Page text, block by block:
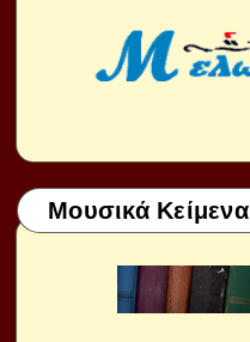
Μουσικά Κείμενα